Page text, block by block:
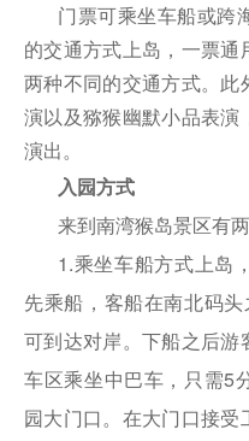
门票可乘坐车船或跨
的交通方式上岛，一票
两种不同的交通方式。
演以及猕猴幽默小品表
演出。
入园方式
来到南湾猴岛景区有
1.乘坐车船方式上岛
先乘船，客船在南北码
可到达对岸。下船之后
车区乘坐中巴车，只需5
园大门口。在大门口接受